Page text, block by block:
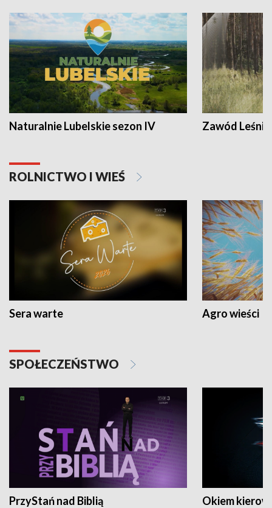
Naturalnie Lubelskie sezon IV Zawód Leśnik
ROLNICTWO I WIEŚ
Sera warte Agro wieści
SPOŁECZEŃSTWO
PrzyStań nad Biblią Okiem